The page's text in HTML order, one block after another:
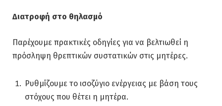
Διατροφή στο θηλασμό
Παρέχουμε πρακτικές οδηγίες για να βελτιωθεί η
πρόσληψη θρεπτικών συστατικών στις μητέρες.
Ρυθμίζουμε το ισοζύγιο ενέργειας με βάση τους
στόχους που θέτει η μητέρα.